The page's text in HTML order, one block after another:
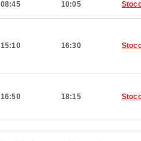
08:45 10:05
15:10 16:30
16:50 18:15